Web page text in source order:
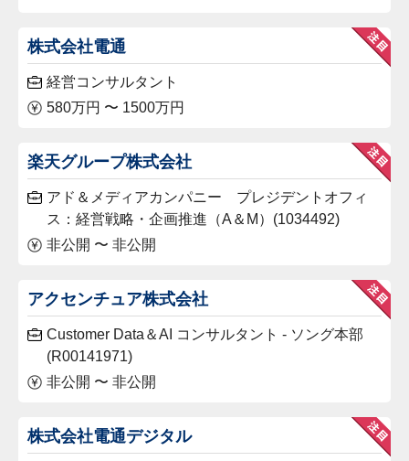
株式会社電通
経営コンサルタント
580万円 〜 1500万円
楽天グループ株式会社
アド＆メディアカンパニー プレジデントオフィ
ス：経営戦略・企画推進（A＆M）(1034492)
非公開 〜 非公開
アクセンチュア株式会社
Customer Data＆AI コンサルタント - ソング本部
(R00141971)
非公開 〜 非公開
株式会社電通デジタル